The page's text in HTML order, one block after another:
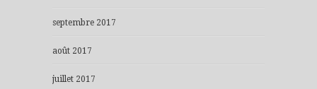
septembre 2017
août 2017
juillet 2017